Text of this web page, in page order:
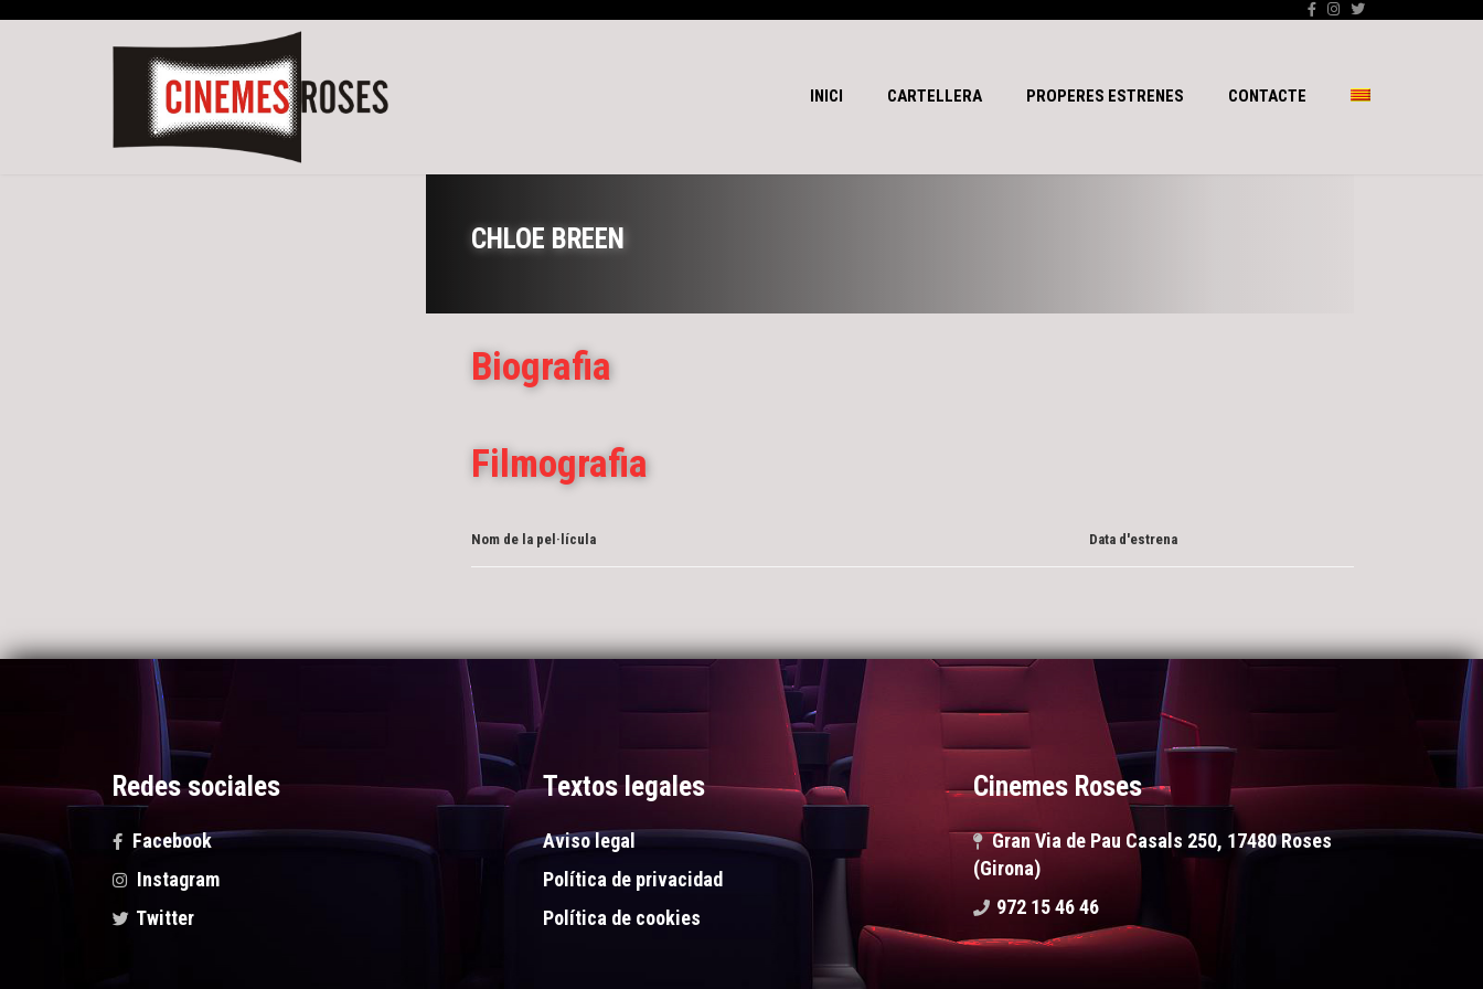
INICI CARTELLERA PROPERES ESTRENES CONTACTE
CHLOE BREEN
Biografia
Filmografia
Nom de la pel·lícula Data d'estrena
Redes sociales
Facebook
Instagram
Twitter
Textos legales
Aviso legal
Política de privacidad
Política de cookies
Cinemes Roses
Gran Via de Pau Casals 250, 17480 Roses
(Girona)
972 15 46 46